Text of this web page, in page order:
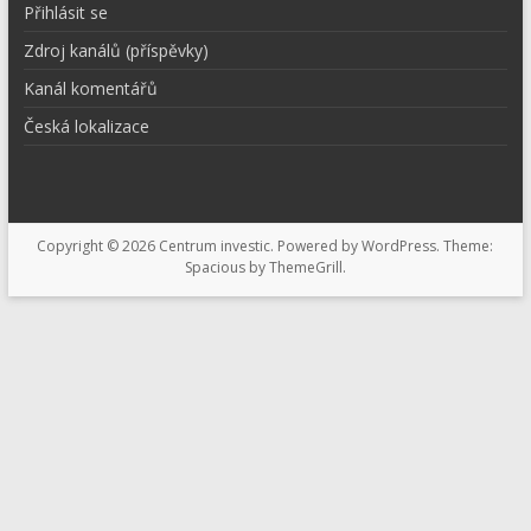
Přihlásit se
Zdroj kanálů (příspěvky)
Kanál komentářů
Česká lokalizace
Copyright © 2026 Centrum investic. Powered byWordPress. Theme:
Spacious byThemeGrill.